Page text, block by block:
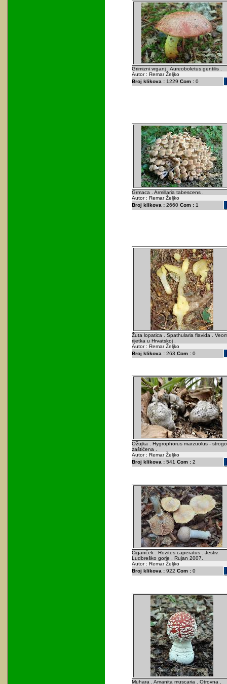
Grimizni vrganj . Aureoboletus gentilis .
Autor : Remar Željko
Broj klikova :1229 Com :0
Grmaca . Armillaria tabescens .
Autor : Remar Željko
Broj klikova :2660 Com :1
Žuta lopatica . Spathularia flavida .
rijetka u Hrvatskoj .
Autor : Remar Željko
Broj klikova :263 Com :0
Ožujka . Hygrophorus marzuolus - strogo
zaštićena .
Autor : Remar Željko
Broj klikova :541 Com :2
Ciganček . Rozites caperatus . Jestiv.
Ludbreško gorje . Rujan 2007.
Autor : Remar Željko
Broj klikova :922 Com :0
Muhara . Amanita muscaria . Otrovna .